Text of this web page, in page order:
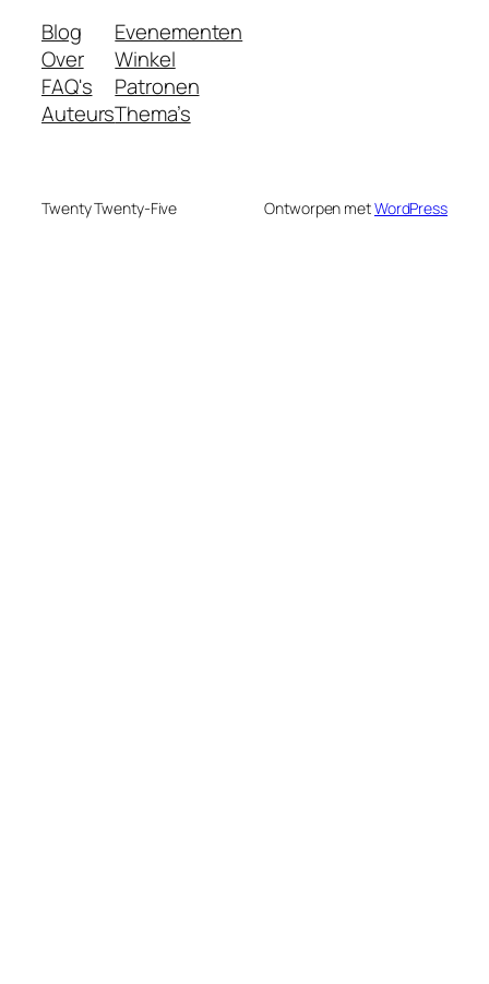
Blog
Over
FAQ's
Auteurs
Evenementen
Winkel
Patronen
Thema’s
Twenty Twenty-Five Ontworpen metWordPress